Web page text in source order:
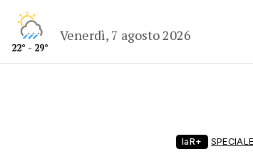
22° - 29°
Venerdì, 7 agosto 2026
laR+